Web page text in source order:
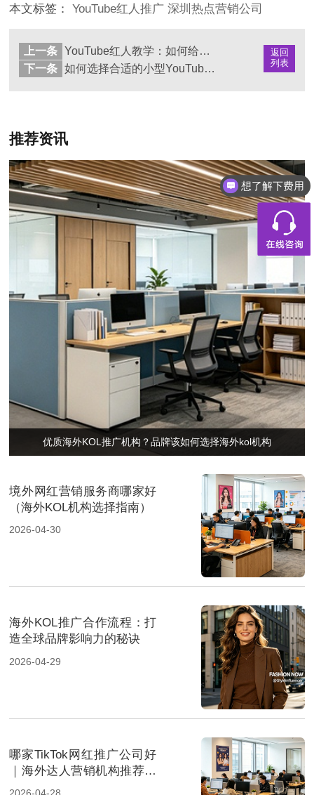
本文标签：YouTube红人推广深圳热点营销公司
返回
列表
上一条
YouTube红人教学：如何给视频添加适当的标题？
下一条
如何选择合适的小型YouTube红人？
推荐资讯
优质海外KOL推广机构？品牌该如何选择海外kol机构
境外网红营销服务商哪家好
（海外KOL机构选择指南）
2026-04-30
海外KOL推广合作流程：打
造全球品牌影响力的秘诀
2026-04-29
哪家TikTok网红推广公司好
｜海外达人营销机构推荐指
南
想了解下费用